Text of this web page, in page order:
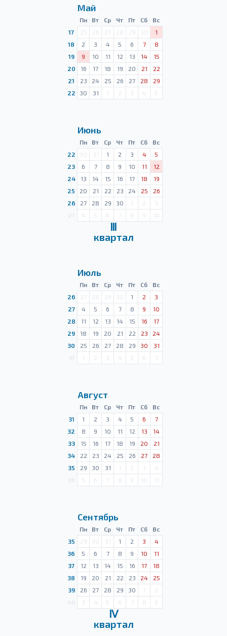
Май
Пн Вт Ср Чт Пт Сб
Вс
17
25 26 27 28 29 30
1
18
2 3 4 5 6 7
8
19
9 10 11 12 13 14
15
20
16 17 18 19 20 21
22
21
23 24 25 26 27 28
29
22
30 31 1 2 3 4 5
Июнь
Пн Вт Ср Чт Пт Сб
Вс
22
30 31 1 2 3 4
5
23
6 7 8 9 10 11
12
24
13 14 15 16 17 18
19
25
20 21 22 23 24 25
26
26
27 28 29 30 1 2
3
4 5 6 7 8 9 10
Ⅲ
квартал
Июль
Пн Вт Ср Чт Пт Сб
Вс
26
27 28 29 30 1 2
3
27
4 5 6 7 8 9
10
28
11 12 13 14 15 16
17
29
18 19 20 21 22 23
24
30
25 26 27 28 29 30
31
1 2 3 4 5 6 7
Август
Пн Вт Ср Чт Пт Сб
Вс
31
1 2 3 4 5 6
7
32
8 9 10 11 12 13
14
33
15 16 17 18 19 20
21
34
22 23 24 25 26 27
28
35
29 30 31 1 2 3
4
5 6 7 8 9 10 11
Сентябрь
Пн Вт Ср Чт Пт Сб
Вс
35
29 30 31 1 2 3
4
36
5 6 7 8 9 10
11
37
12 13 14 15 16 17
18
38
19 20 21 22 23 24
25
39
26 27 28 29 30 1
2
3 4 5 6 7 8 9
Ⅳ
квартал